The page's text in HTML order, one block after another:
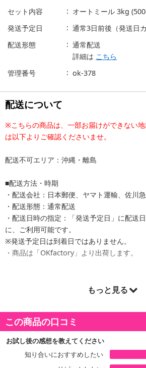
セット内容
オートミール 3kg
発送予定日
通常3日前後（発送日
配送形態
通常配送
詳細は こちら
管理番号
ok-378
配送について
※こちらの商品は、一部お届けができない
は以下よりご確認くださいませ。
配送不可エリア：沖縄・離島
■配送方法・時期
・配送会社：日本郵便、ヤマト運輸、佐川
・配送形態：通常配送
・配送日時の指定：「発送予定日」に配送
に、ご利用可能です。
※発送予定日は到着日ではありません。
・商品は「OKfactory」より出荷します。
もっと見る
この商品の口コミ
お試し後の感想を教えてください
知り合いにおすすめしたい